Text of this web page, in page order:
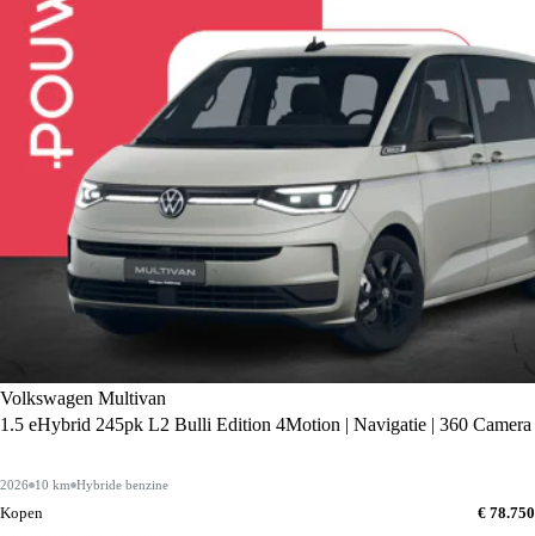
Volkswagen Multivan
1.5 eHybrid 245pk L2 Bulli Edition 4Motion | Navigatie | 360 Camera
2026 10 km Hybride benzine
Kopen
€ 78.750